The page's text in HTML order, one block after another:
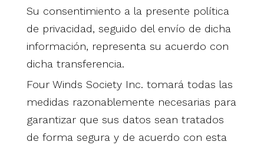
Su consentimiento a la presente política
de privacidad, seguido del envío de dicha
información, representa su acuerdo con
dicha transferencia.
Four Winds Society Inc. tomará todas las
medidas razonablemente necesarias para
garantizar que sus datos sean tratados
de forma segura y de acuerdo con esta